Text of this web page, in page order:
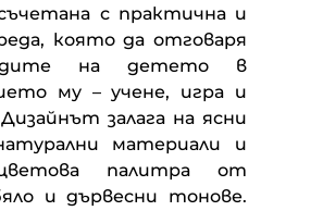
с практична и
която да отговаря
на детето в
му – учене, игра и
залага на ясни
материали и
палитра от
и дървесни тонове.